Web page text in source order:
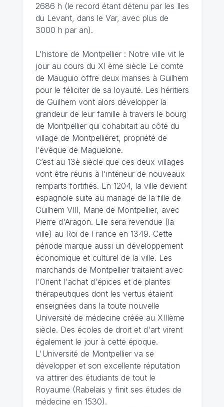
2686 h (le record étant détenu par les Iles
du Levant, dans le Var, avec plus de
3000 h par an).
L'histoire de Montpellier : Notre ville vit le
jour au cours du XI ème siècle Le comte
de Mauguio offre deux manses à Guilhem
pour le féliciter de sa loyauté. Les héritiers
de Guilhem vont alors développer la
grandeur de leur famille à travers le bourg
de Montpellier qui cohabitait au côté du
village de Montpelliéret, propriété de
l'évêque de Maguelone.
C’est au 13è siècle que ces deux villages
vont être réunis à l'intérieur de nouveaux
remparts fortifiés. En 1204, la ville devient
espagnole suite au mariage de la fille de
Guilhem VIII, Marie de Montpellier, avec
Pierre d'Aragon. Elle sera revendue (la
ville) au Roi de France en 1349. Cette
période marque aussi un développement
économique et culturel de la ville. Les
marchands de Montpellier traitaient avec
l'Orient l'achat d'épices et de plantes
thérapeutiques dont les vertus étaient
enseignées dans la toute nouvelle
Université de médecine créée au XIIIème
siècle. Des écoles de droit et d'art virent
également le jour à cette époque.
L'Université de Montpellier va se
développer et son excellente réputation
va attirer des étudiants de tout le
Royaume (Rabelais y finit ses études de
médecine en 1530).